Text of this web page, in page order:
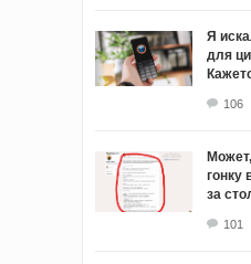
Я
для
106
гонку
за
101